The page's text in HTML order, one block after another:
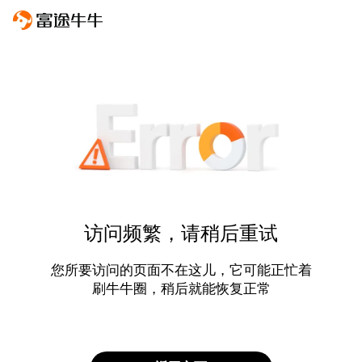
访问频繁，请稍后重试
您所要访问的页面不在这儿，它可能正忙着
刷牛牛圈，稍后就能恢复正常